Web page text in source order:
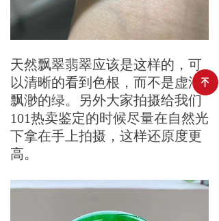
天然飘翠翡翠应该是这样的，可
以清晰的看到色根，而不是虚浮
飘渺的绿。另外大家拍摄给我们
101热卖鉴定的时候尽量在自然光
下拿在手上拍摄，这样还原度更
高。
녠